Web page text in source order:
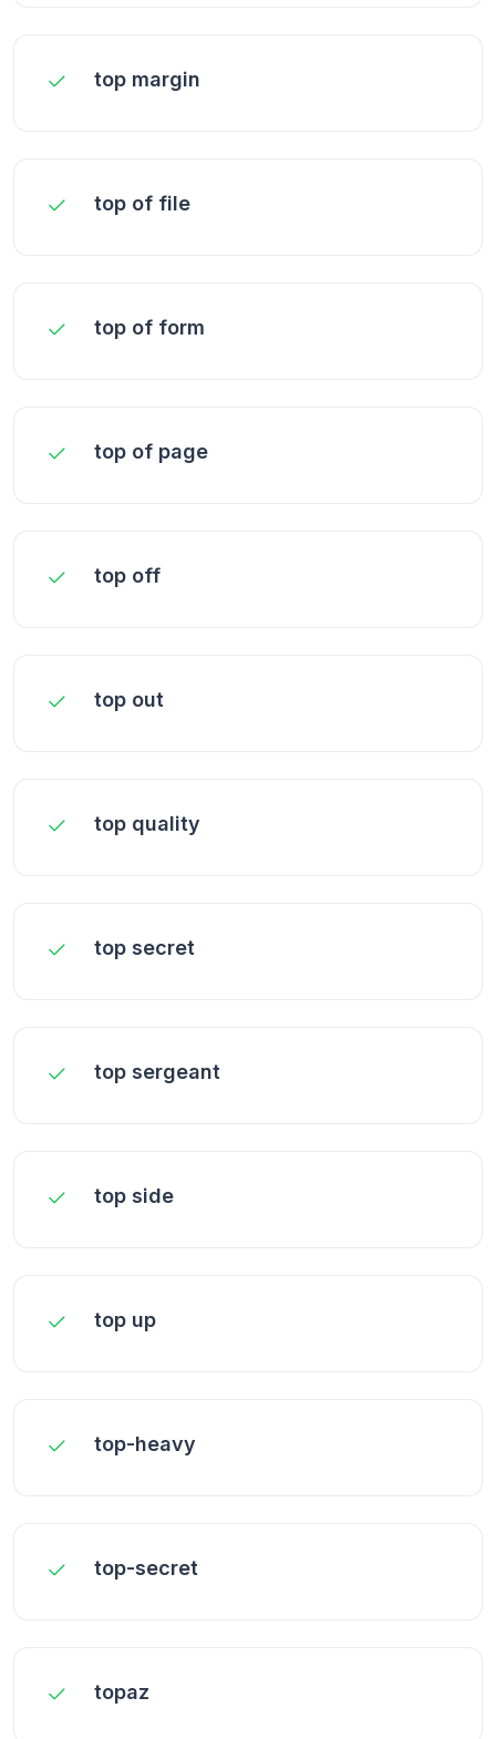
top margin
top of file
top of form
top of page
top off
top out
top quality
top secret
top sergeant
top side
top up
top-heavy
top-secret
topaz